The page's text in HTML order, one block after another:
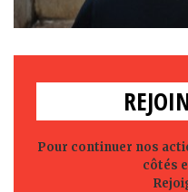
Pour continuer nos
côtés